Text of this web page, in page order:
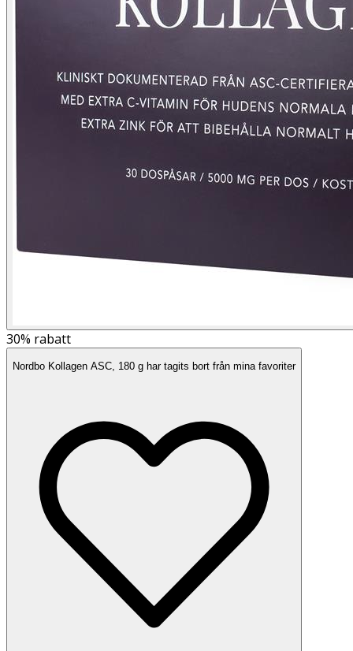
30% rabatt
Nordbo Kollagen ASC, 180 g har tagits bort från mina favoriter